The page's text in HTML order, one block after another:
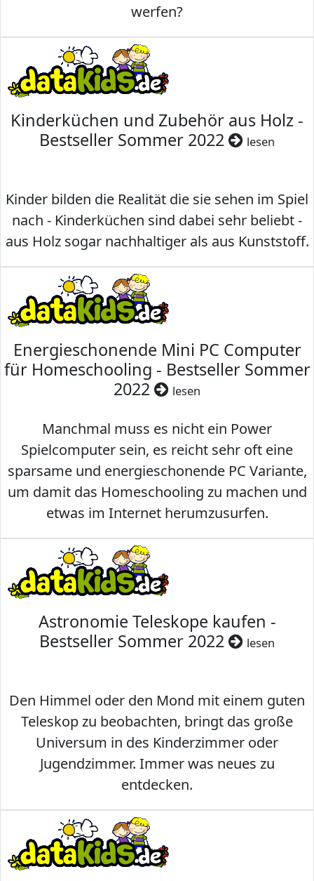
werfen?
Kinderküchen und Zubehör aus Holz -
Bestseller Sommer 2022
lesen
Kinder bilden die Realität die sie sehen im Spiel
nach - Kinderküchen sind dabei sehr beliebt -
aus Holz sogar nachhaltiger als aus Kunststoff.
Energieschonende Mini PC Computer
für Homeschooling - Bestseller Sommer
2022
lesen
Manchmal muss es nicht ein Power
Spielcomputer sein, es reicht sehr oft eine
sparsame und energieschonende PC Variante,
um damit das Homeschooling zu machen und
etwas im Internet herumzusurfen.
Astronomie Teleskope kaufen -
Bestseller Sommer 2022
lesen
Den Himmel oder den Mond mit einem guten
Teleskop zu beobachten, bringt das große
Universum in des Kinderzimmer oder
Jugendzimmer. Immer was neues zu
entdecken.